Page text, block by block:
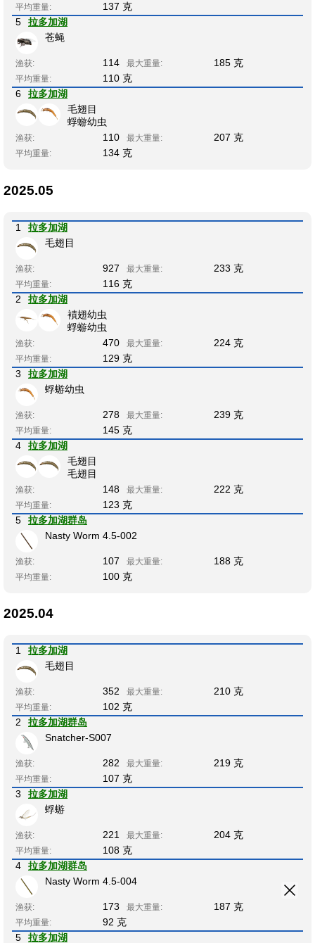
平均重量:
137 克
5
拉多加湖
苍蝇
渔获: 114 最大重量: 185 克
平均重量:
110 克
6
拉多加湖
毛翅目
蜉蝣幼虫
渔获: 110 最大重量: 207 克
平均重量: 134 克
2025.05
1
拉多加湖
毛翅目
渔获: 927 最大重量: 233 克
平均重量:
116 克
2
拉多加湖
襀翅幼虫
蜉蝣幼虫
渔获: 470 最大重量: 224 克
平均重量:
129 克
3
拉多加湖
蜉蝣幼虫
渔获: 278 最大重量: 239 克
平均重量:
145 克
4
拉多加湖
毛翅目
毛翅目
渔获: 148 最大重量: 222 克
平均重量:
123 克
5
拉多加湖群岛
Nasty Worm 4.5-002
渔获: 107 最大重量: 188 克
平均重量: 100 克
2025.04
1
拉多加湖
毛翅目
渔获: 352 最大重量: 210 克
平均重量:
102 克
2
拉多加湖群岛
Snatcher-S007
渔获: 282 最大重量: 219 克
平均重量:
107 克
3
拉多加湖
蜉蝣
渔获: 221 最大重量: 204 克
平均重量:
108 克
4
拉多加湖群岛
Nasty Worm 4.5-004
渔获: 173 最大重量: 187 克
平均重量:
92 克
5
拉多加湖